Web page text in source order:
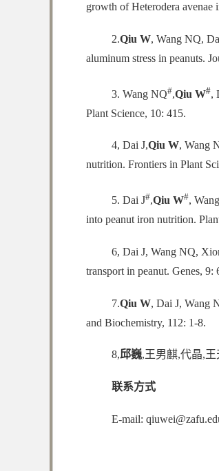
growth of Heterodera avenae
2.Qiu W, Wang NQ,
aluminum stress in peanuts.
3. Wang NQ#,Qiu W#,
Plant Science, 10: 415.
4, Dai J,Qiu W, Wang
nutrition. Frontiers in Plant
5. Dai J#,Qiu W#,
into peanut iron nutrition.
6, Dai J, Wang NQ,
transport in peanut. Genes, 9:
7.Qiu W, Dai J, Wang
and Biochemistry, 112: 1-8.
8,邱巍,王男麒,代晶,王
联系方式
E-mail: